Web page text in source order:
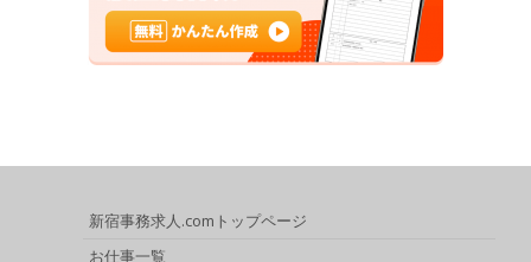
新宿事務求人.comトップページ
お仕事一覧